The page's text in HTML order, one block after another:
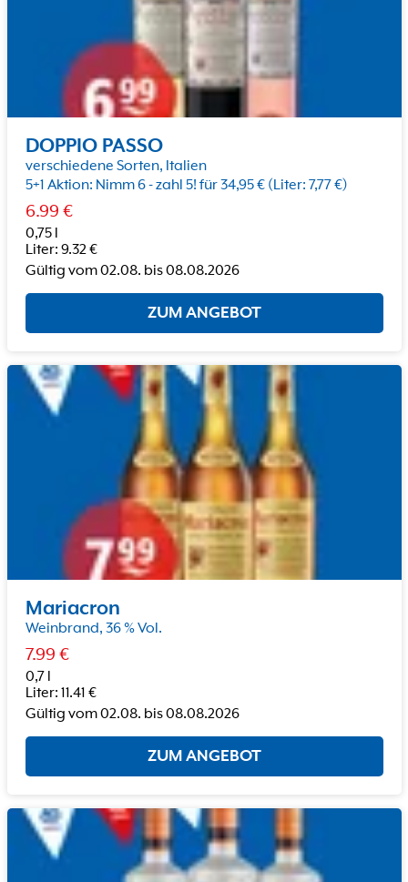
DOPPIO PASSO
verschiedene Sorten, Italien
5+1 Aktion: Nimm 6 - zahl 5! für 34,95 € (Liter: 7,77 €)
6.99 €
0,75 l
Liter: 9.32€
Gültig vom02.08. bis08.08.2026
ZUM ANGEBOT
Mariacron
Weinbrand, 36 % Vol.
7.99 €
0,7 l
Liter: 11.41 €
Gültig vom02.08. bis08.08.2026
ZUM ANGEBOT